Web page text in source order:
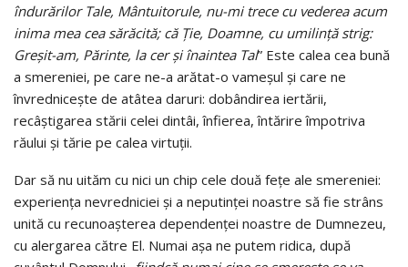
îndurărilor Tale, Mântuitorule, nu-mi trece cu vederea acum
inima mea cea sărăcită; că Ţie, Doamne, cu umilinţă strig:
Greşit-am, Părinte, la cer şi înaintea Tal” Este calea cea bună
a smereniei, pe care ne-a arătat-o vameşul şi care ne
învredniceşte de atâtea daruri: dobândirea iertării,
recâştigarea stării celei dintâi, înfierea, întărire împotriva
răului şi tărie pe calea virtuţii.
Dar să nu uităm cu nici un chip cele două feţe ale smereniei:
experienţa nevredniciei şi a neputinţei noastre să fie strâns
unită cu recunoaşterea dependenţei noastre de Dumnezeu,
cu alergarea către El. Numai aşa ne putem ridica, după